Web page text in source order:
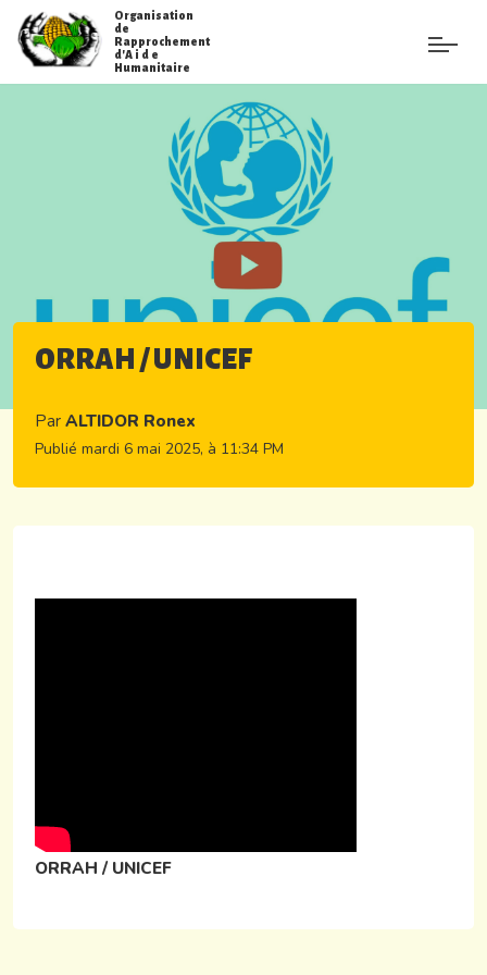
Organisation
de
Rapprochement
d'A i d e
Humanitaire
ORRAH / UNICEF
ParALTIDOR Ronex
Publié mardi 6 mai 2025, à 11:34 PM
ORRAH / UNICEF